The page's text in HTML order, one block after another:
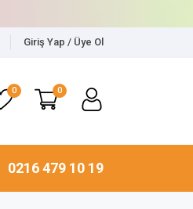
Giriş Yap / Üye Ol
0 0
0216 479 10 19